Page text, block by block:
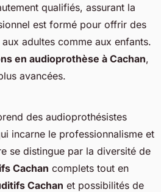
qualifiés, assurant la
est formé pour offrir des
adultes comme aux enfants.
en audioprothèse à Cachan,
avancées.
des audioprothésistes
incarne le professionnalisme et
se distingue par la diversité de
Cachan complets tout en
Cachan et possibilités de